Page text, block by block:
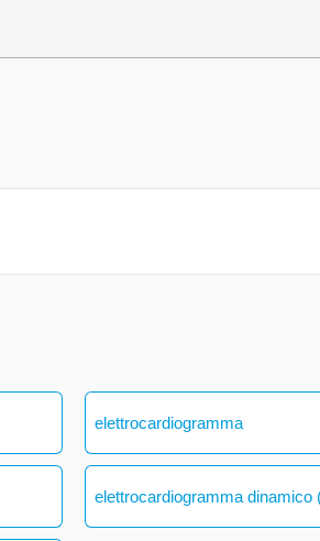
elettrocardiogramma
elettrocardiogramma dinamico